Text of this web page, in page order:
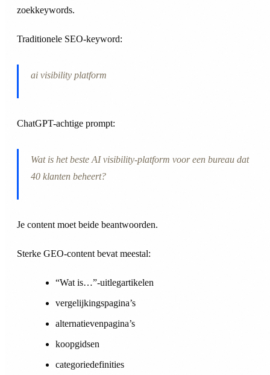
zoekkeywords.
Traditionele SEO-keyword:
ai visibility platform
ChatGPT-achtige prompt:
Wat is het beste AI visibility-platform voor een bureau dat
40 klanten beheert?
Je content moet beide beantwoorden.
Sterke GEO-content bevat meestal:
“Wat is…”-uitlegartikelen
vergelijkingspagina’s
alternatievenpagina’s
koopgidsen
categoriedefinities